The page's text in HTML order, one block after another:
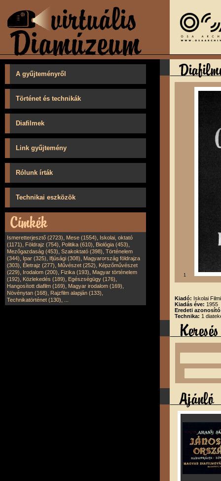
A gyűjteményről
Történet és technikák
Diafilmek
Link gyűjtemény
Rólunk írták
Technikai eszközök
Ismeretterjesztő (2723), Mese (1554), Iskolai, oktató
(1171), Földrajz (754), Politika (610), Biológia (453),
Mezőgazdaság (453), Szakoktató (398), Történelem
(344), Ipar (325), Ifjúsági (308), Magyarország földrajza
(303), Életrajz (277), Művészet (252), Képzőművészet
(229), Irodalom (200), Fizika (193), Magyar történelem
(192), Közlekedés (189), Egészségügy (176),
Hangosított diafilm (169), Magyar irodalom (169),
Növénytan (168), Rajzfilm alapján (133),
Technikatörténet (130),
1
Kiadó: Iskolai
Kiadás éve: 1955
Eredeti
Technika: 1